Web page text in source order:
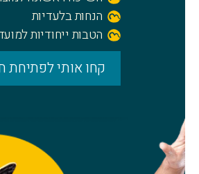
הנחות בלעדיות
הטבות ייחודיות
קחו אותי לפתיחת